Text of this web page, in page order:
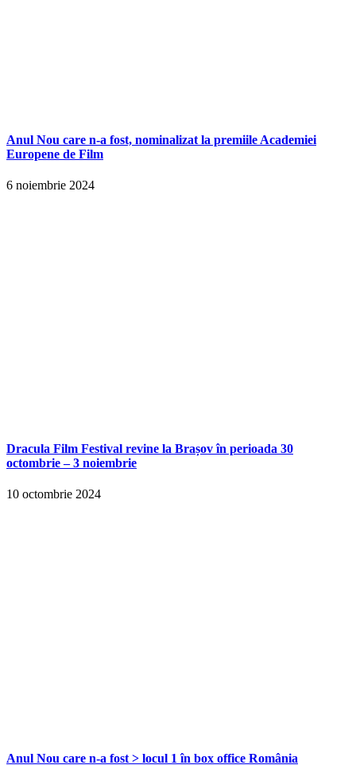
Anul Nou care n-a fost, nominalizat la premiile Academiei
Europene de Film
6 noiembrie 2024
Dracula Film Festival revine la Brașov în perioada 30
octombrie – 3 noiembrie
10 octombrie 2024
Anul Nou care n-a fost > locul 1 în box office România